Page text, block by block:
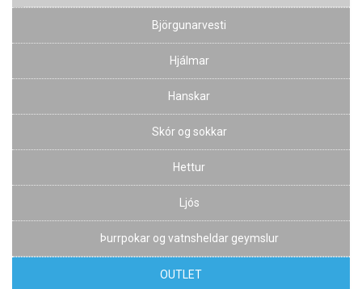
Björgunarvesti
Hjálmar
Hanskar
Skór og sokkar
Hettur
Ljós
Þurrpokar og vatnsheldar geymslur
OUTLET